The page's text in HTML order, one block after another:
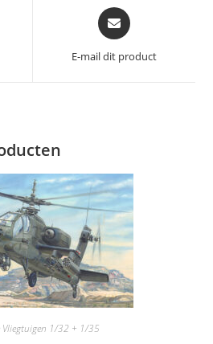
Opent
in
een
nieuw
E-mail dit product
1/32 + 1/35